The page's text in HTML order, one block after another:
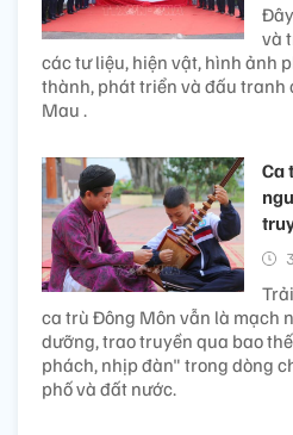
và
các tư liệu, hiện vật, hình ảnh
thành, phát triển và đấu tranh
Mau .
Ca
ca trù Đông Môn vẫn là mạch
dưỡng, trao truyền qua bao
phách, nhịp đàn" trong dòng
phố và đất nước.